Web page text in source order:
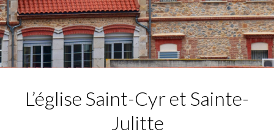
L’église Saint-Cyr et Sainte-
Julitte